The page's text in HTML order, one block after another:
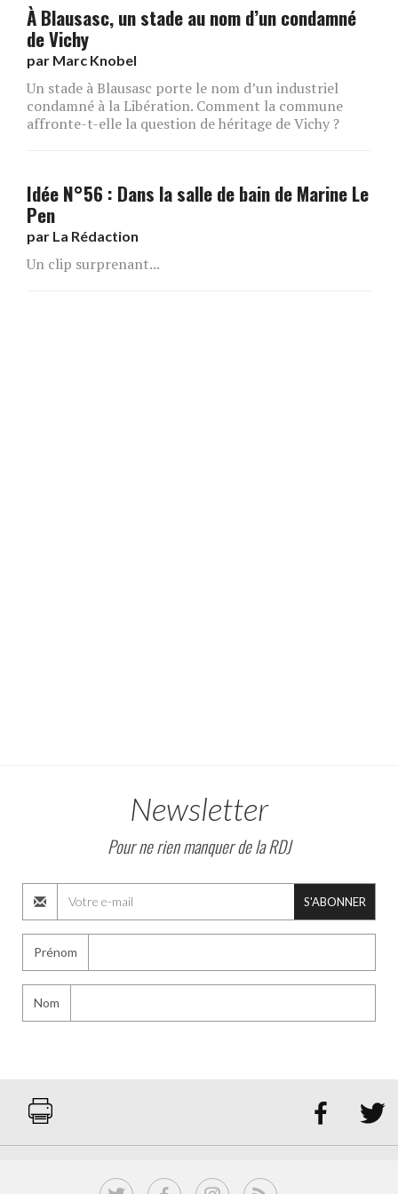
À Blausasc, un stade au nom d’un condamné
de Vichy
par Marc Knobel
Un stade à Blausasc porte le nom d’un industriel
condamné à la Libération. Comment la commune
affronte-t-elle la question de héritage de Vichy ?
Idée N°56 : Dans la salle de bain de Marine Le
Pen
par La Rédaction
Un clip surprenant...
Newsletter
Pour ne rien manquer de la RDJ
S'ABONNER
Prénom
Nom
 